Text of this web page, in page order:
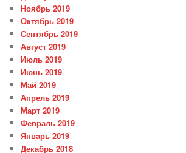
Ноябрь 2019
Октябрь 2019
Сентябрь 2019
Август 2019
Июль 2019
Июнь 2019
Май 2019
Апрель 2019
Март 2019
Февраль 2019
Январь 2019
Декабрь 2018